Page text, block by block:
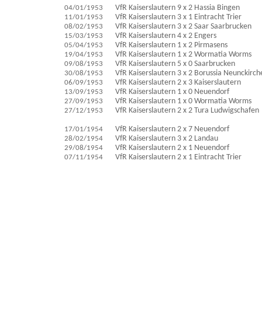
04/01/1953
11/01/1953
08/02/1953
15/03/1953
05/04/1953
19/04/1953
09/08/1953
30/08/1953
06/09/1953
13/09/1953
27/09/1953
27/12/1953
17/01/1954
28/02/1954
29/08/1954
07/11/1954
VfR Kaiserslautern 9 x 2 Hassia Bingen
VfR Kaiserslautern 3 x 1 Eintracht Trier
VfR Kaiserslautern 3 x 2 Saar Saarbrucken
VfR Kaiserslautern 4 x 2 Engers
VfR Kaiserslautern 1 x 2 Pirmasens
VfR Kaiserslautern 1 x 2 Wormatia Worms
VfR Kaiserslautern 5 x 0 Saarbrucken
VfR Kaiserslautern 3 x 2 Borussia
VfR Kaiserslautern 2 x 3 Kaiserslautern
VfR Kaiserslautern 1 x 0 Neuendorf
VfR Kaiserslautern 1 x 0 Wormatia Worms
VfR Kaiserslautern 2 x 2 Tura Ludwigschafen
VfR Kaiserslautern 2 x 7 Neuendorf
VfR Kaiserslautern 3 x 2 Landau
VfR Kaiserslautern 2 x 1 Neuendorf
VfR Kaiserslautern 2 x 1 Eintracht Trier